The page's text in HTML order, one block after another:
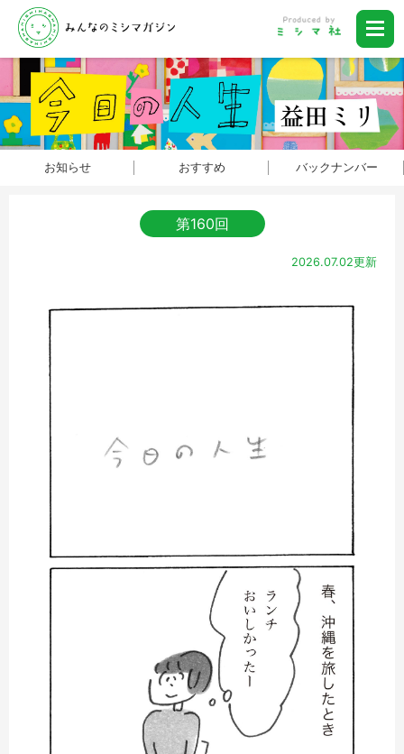
お知らせ おすすめ バックナンバー
第160回
2026.07.02更新